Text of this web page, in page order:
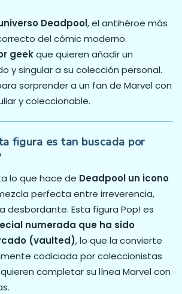
Deadpool, el antihéroe más
del cómic moderno.
geekque quieren añadir un
y singular a su colección personal.
sorprender a un fan de Marvel con
y coleccionable.
figura es tan buscada por
lo que hace de Deadpool un icono
perfecta entre irreverencia,
desbordante. Esta figura Pop! es
numerada que ha sido
(vaulted), lo que la convierte
codiciada por coleccionistas
completar su línea Marvel con